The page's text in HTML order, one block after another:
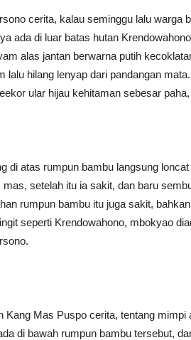
cerita, kalau seminggu lalu warga
ada di luar batas hutan
alas jantan berwarna putih
lalu hilang lenyap dari pandangan
ular hijau kehitaman sebesar
di atas rumpun bambu langsung
mas, setelah itu ia sakit, dan baru
rumpun bambu itu juga sakit,
seperti Krendowahono, mbokyao
Kang Mas Puspo cerita, tentang
di bawah rumpun bambu tersebut,